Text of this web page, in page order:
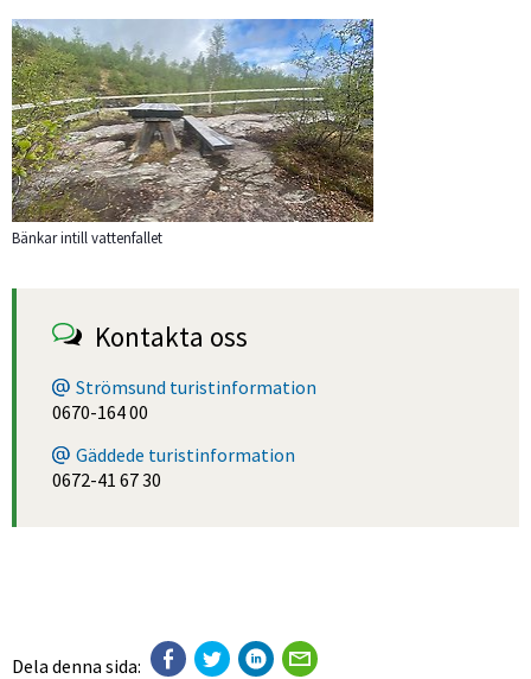
Förstora bilden
Bänkar intill vattenfallet
Kontakta oss
Strömsund turistinformation
0670-164 00
Gäddede turistinformation
0672-41 67 30
Dela denna sida: